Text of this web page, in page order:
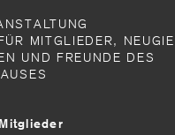
MITGLIEDER,
UND FREUNDE DES